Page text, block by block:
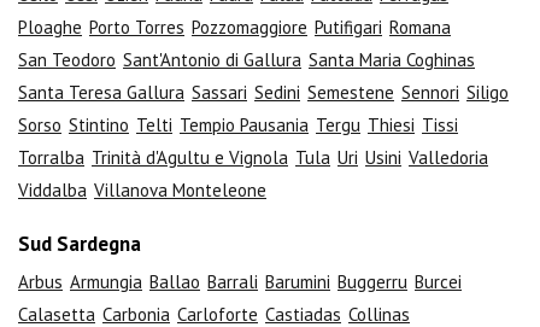
Ploaghe Porto Torres Pozzomaggiore Putifigari Romana
San Teodoro Sant'Antonio di Gallura Santa Maria Coghinas
Santa Teresa Gallura Sassari Sedini Semestene Sennori Siligo
Sorso Stintino Telti Tempio Pausania Tergu Thiesi Tissi
Torralba Trinità d'Agultu e Vignola Tula Uri Usini Valledoria
Viddalba Villanova Monteleone
Sud Sardegna
Arbus Armungia Ballao Barrali Barumini Buggerru Burcei
Calasetta Carbonia Carloforte Castiadas Collinas